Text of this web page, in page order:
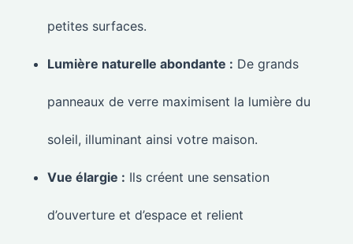
petites surfaces.
Lumière naturelle abondante : De grands
panneaux de verre maximisent la lumière du
soleil, illuminant ainsi votre maison.
Vue élargie : Ils créent une sensation
d’ouverture et d’espace et relient